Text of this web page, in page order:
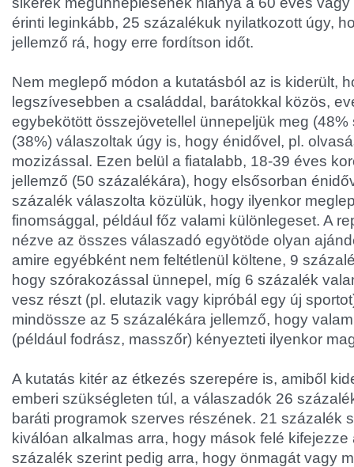
érinti leginkább, 25 százalékuk nyilatkozott úgy,
jellemző rá, hogy erre fordítson időt.
Nem meglepő módon a kutatásból az is kiderült,
legszívesebben a családdal, barátokkal közös,
egybekötött összejövetellel ünnepeljük meg
(38%) válaszoltak úgy is, hogy énidővel, pl.
mozizással. Ezen belül a fiatalabb, 18-39 éves
jellemző (50 százalékára), hogy elsősorban
százalék válaszolta közülük, hogy ilyenkor
finomsággal, például főz valami különlegeset. A
nézve az összes válaszadó egyötöde olyan
amire egyébként nem feltétlenül költene, 9
hogy szórakozással ünnepel, míg 6 százalék
vesz részt (pl. elutazik vagy kipróbál egy új
mindössze az 5 százalékára jellemző, hogy
(például fodrász, masszőr) kényezteti ilyenkor
A kutatás kitér az étkezés szerepére is, amiből
emberi szükségleten túl, a válaszadók 26
baráti programok szerves részének. 21 százalék
kiválóan alkalmas arra, hogy mások felé kifejezze
százalék szerint pedig arra, hogy önmagát vagy